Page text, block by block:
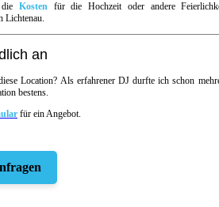
Kostenfür die Hochzeit oder andere
Lichtenau.
an
Location? Als erfahrener DJ durfte ich schon
bestens.
für ein Angebot.